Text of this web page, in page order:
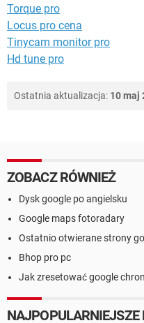
Torque pro
Locus pro cena
Tinycam monitor pro
Hd tune pro
Ostatnia aktualizacja: 10 maj
ZOBACZ RÓWNIEŻ
Dysk google po angielsku
Google maps fotoradary
Ostatnio otwierane strony
Bhop pro pc
Jak zresetować google
NAJPOPULARNIEJSZE